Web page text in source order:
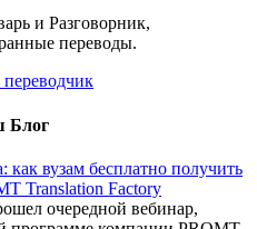
и Разговорник,
переводы.
Блог
вузам бесплатно получить
Translation Factory
очередной вебинар,